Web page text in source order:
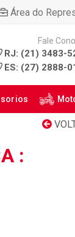
Área do
Fale
RJ: (21) 3483-
ES: (27) 2888-
: